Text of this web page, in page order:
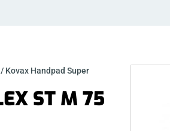
/ Kovax Handpad Super
ST M 75